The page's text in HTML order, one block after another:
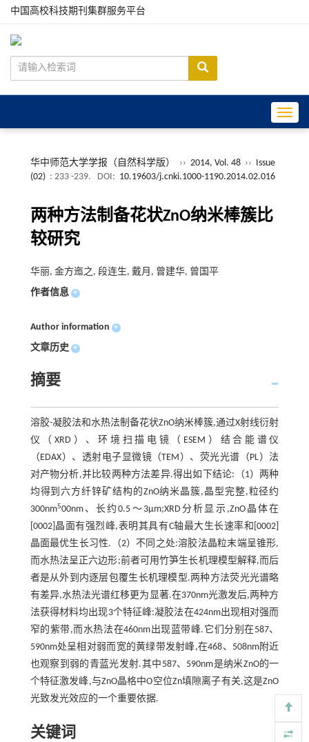
中国高校科技期刊集群服务平台
华中师范大学学报（自然科学版） ›› 2014, Vol. 48 ›› Issue
(02) : 233 -239. DOI: 10.19603/j.cnki.1000-1190.2014.02.016
两种方法制备花状ZnO纳米棒簇比
较研究
华丽, 金方迤之, 段连生, 戴月, 曾建华, 曾国平
作者信息 +
Author information +
文章历史 +
摘要
溶胶-凝胶法和水热法制备花状ZnO纳米棒簇,通过X射线衍射
仪（XRD）、环境扫描电镜（ESEM）结合能谱仪
（EDAX）、透射电子显微镜（TEM）、荧光光谱（PL）法
对产物分析,并比较两种方法差异.得出如下结论:（1）两种
均得到六方纤锌矿结构的ZnO纳米晶簇,晶型完整,粒径约
300nm500nm、长约0.5～3μm;XRD分析显示,ZnO晶体在
[0002]晶面有强烈峰,表明其具有C轴最大生长速率和[0002]
晶面最优生长习性.（2）不同之处:溶胶法晶粒末端呈锥形,
而水热法呈正六边形;前者可用竹笋生长机理模型解释,而后
者是从外到内逐层包覆生长机理模型.两种方法荧光光谱略
有差异,水热法光谱红移更为显著.在370nm光激发后,两种方
法获得材料均出现3个特征峰:凝胶法在424nm出现相对强而
窄的紫带,而水热法在460nm出现蓝带峰.它们分别在587、
590nm处呈相对弱而宽的黄绿带发射峰,在468、508nm附近
也观察到弱的青蓝光发射.其中587、590nm是纳米ZnO的一
个特征激发峰,与ZnO晶格中O空位Zn填隙离子有关,这是ZnO
光致发光效应的一个重要依据.
关键词